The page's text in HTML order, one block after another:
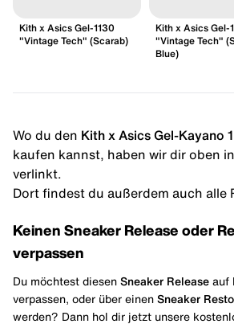
Kith x Asics Gel-1130
"Vintage Tech" (Scarab)
Kith x Asics Gel-
"Vintage Tech"
Blue)
Wo du den Kith x Asics Gel-Kayano
kaufen kannst, haben wir dir oben
verlinkt.
Dort findest du außerdem auch alle
Keinen Sneaker Release oder
verpassen
Du möchtest diesen Sneaker Release auf
verpassen, oder über einen Sneaker
werden? Dann hol dir jetzt unsere